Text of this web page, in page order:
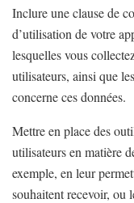
Inclure une clause de
d’utilisation de votre
lesquelles vous
utilisateurs, ainsi que
concerne ces données.
Mettre en place des
utilisateurs en matière
exemple, en leur
souhaitent recevoir, ou